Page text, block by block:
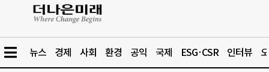
뉴스 경제 사회 환경 공익 국제 ESG·CSR 인터뷰